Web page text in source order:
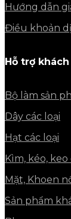
Hướng dẫn
Điều khoản
Hỗ trợ
Bộ làm sản
Dây các loại
Hạt các loại
Kìm, kéo, keo
Mặt, Khoen
Sản phẩm